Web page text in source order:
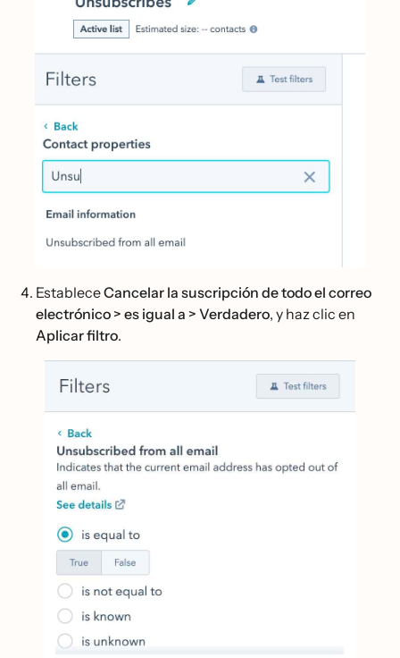
EstableceCancelar la suscripción de todo el correo
electrónico > es igual a > Verdadero, y haz clic en
Aplicar filtro.